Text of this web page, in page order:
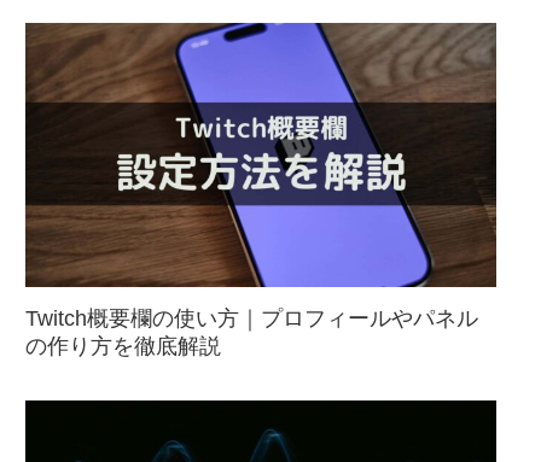
Twitch概要欄の使い方｜プロフィールやパネル
の作り方を徹底解説